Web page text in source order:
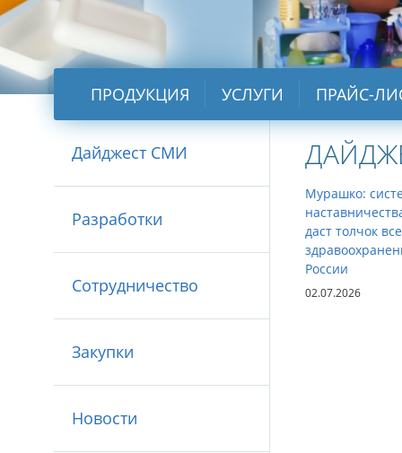
ПРОДУКЦИЯ УСЛУГИ ПРАЙС-
Дайджест СМИ
Разработки
Сотрудничество
Закупки
Новости
Мурашко:
даст толчок
России
02.07.2026